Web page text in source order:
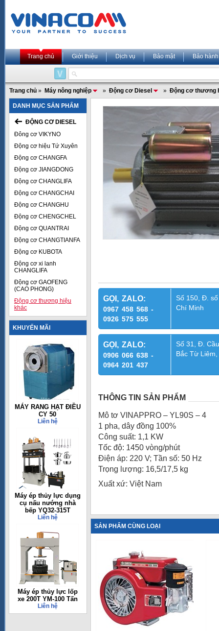
Trang chủ Giới thiệu Dịch vụ Bảo mật Bảo hành
Trang chủ » Máy nông nghiệp » Động cơ Diesel » Động cơ thương
DANH MỤC SẢN PHẨM
ĐỘNG CƠ DIESEL
Đông cơ VIKYNO
Động cơ hiệu Tứ Xuyên
Động cơ CHANGFA
Động cơ JIANGDONG
Động cơ CHANGLIFA
Động cơ CHANGCHAI
Động cơ CHANGHU
Động cơ CHENGCHEL
Động cơ QUANTRAI
Động cơ CHANGTIANFA
Động cơ KUBOTA
Động cơ xi lanh
CHANGLIFA
Động cơ GAOFENG
(CAO PHONG)
Động cơ thương hiệu
khác
KHUYẾN MÃI
MÁY RANG HẠT ĐIỀU
CY 50
Liên hệ
Máy ép thủy lực dụng
cụ nấu nướng nhà
bếp YQ32-315T
Liên hệ
Máy ép thủy lực lốp
xe 200T YM-100 Tấn
Liên hệ
GỌI, ZALO:
0967 458 568 -
0926 575 555
Số 150, Đ.
Chí Minh
GỌI, ZALO:
0906 066 638 -
0964 201 437
Số 31, Đ.
Bắc Từ
THÔNG TIN SẢN PHẨM
Mô tơ VINAPPRO – YL90S – 4
1 pha, dây đồng 100%
Công suất: 1,1 KW
Tốc độ: 1450 vòng/phút
Điện áp: 220 V; Tần số: 50 Hz
Trọng lượng: 16,5/17,5 kg
Xuất xứ: Việt Nam
SẢN PHẨM CÙNG LOẠI